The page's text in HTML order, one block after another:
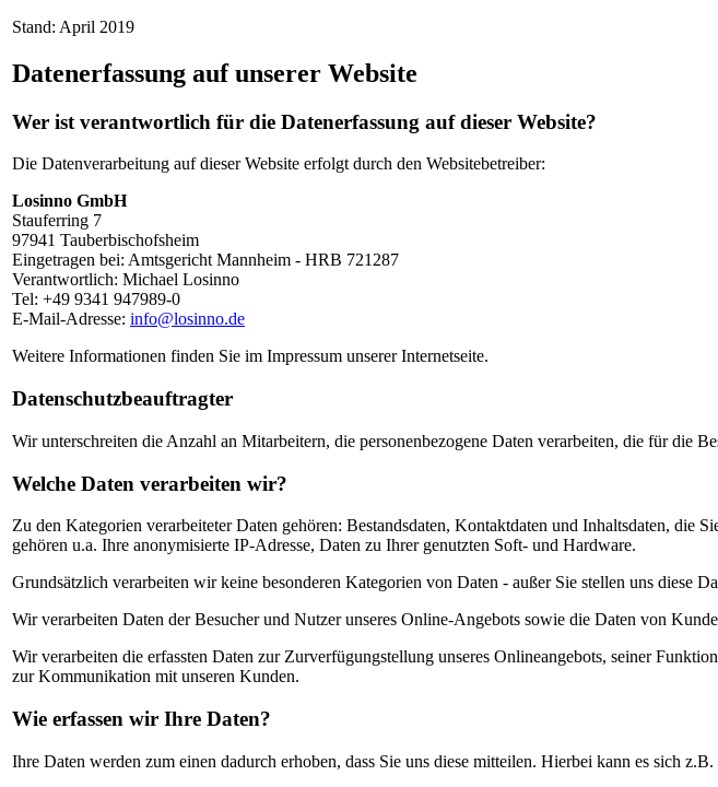
Stand: April 2019
Datenerfassung auf unserer Website
Wer ist verantwortlich für die Datenerfassung auf dieser Website?
Die Datenverarbeitung auf dieser Website erfolgt durch den Websitebetreiber:
Losinno GmbH
Stauferring 7
97941 Tauberbischofsheim
Eingetragen bei: Amtsgericht Mannheim - HRB 721287
Verantwortlich: Michael Losinno
Tel: +49 9341 947989-0
E-Mail-Adresse: info@losinno.de
Weitere Informationen finden Sie im Impressum unserer Internetseite.
Datenschutzbeauftragter
Wir unterschreiten die Anzahl an Mitarbeitern, die personenbezogene Daten verarbeiten, die für die
Welche Daten verarbeiten wir?
Zu den Kategorien verarbeiteter Daten gehören: Bestandsdaten, Kontaktdaten und Inhaltsdaten,
gehören u.a. Ihre anonymisierte IP-Adresse, Daten zu Ihrer genutzten Soft- und Hardware.
Grundsätzlich verarbeiten wir keine besonderen Kategorien von Daten - außer Sie stellen uns diese
Wir verarbeiten Daten der Besucher und Nutzer unseres Online-Angebots sowie die Daten von
Wir verarbeiten die erfassten Daten zur Zurverfügungstellung unseres Onlineangebots, seiner
zur Kommunikation mit unseren Kunden.
Wie erfassen wir Ihre Daten?
Ihre Daten werden zum einen dadurch erhoben, dass Sie uns diese mitteilen. Hierbei kann es sich